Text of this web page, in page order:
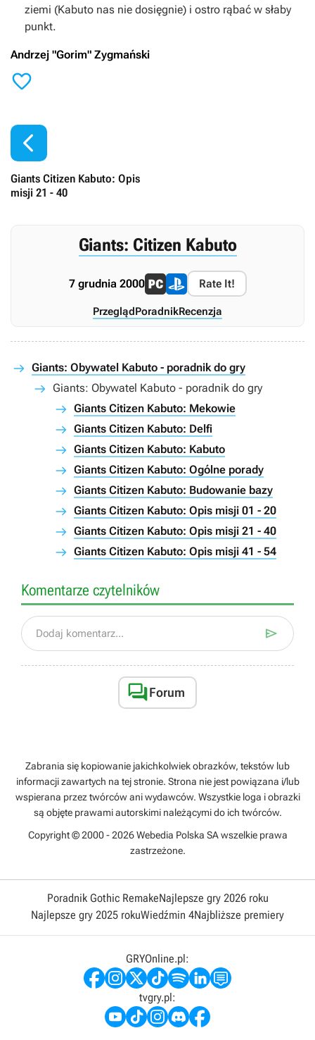
ziemi (Kabuto nas nie dosięgnie) i ostro rąbać w słaby
punkt.
Andrzej "Gorim" Zygmański


Giants Citizen Kabuto: Opis
misji 21 - 40
Giants: Citizen Kabuto
7 grudnia 2000 Rate It!
PrzeglądPoradnikRecenzja
Giants: Obywatel Kabuto - poradnik do gry
Giants: Obywatel Kabuto - poradnik do gry
Giants Citizen Kabuto: Mekowie
Giants Citizen Kabuto: Delfi
Giants Citizen Kabuto: Kabuto
Giants Citizen Kabuto: Ogólne porady
Giants Citizen Kabuto: Budowanie bazy
Giants Citizen Kabuto: Opis misji 01 - 20
Giants Citizen Kabuto: Opis misji 21 - 40
Giants Citizen Kabuto: Opis misji 41 - 54
Komentarze czytelników
Dodaj komentarz... 
Forum
Zabrania się kopiowanie jakichkolwiek obrazków, tekstów lub
informacji zawartych na tej stronie. Strona nie jest powiązana i/lub
wspierana przez twórców ani wydawców. Wszystkie loga i obrazki
są objęte prawami autorskimi należącymi do ich twórców.
Copyright © 2000 - 2026 Webedia Polska SA wszelkie prawa
zastrzeżone.
Poradnik Gothic RemakeNajlepsze gry 2026 roku
Najlepsze gry 2025 rokuWiedźmin 4Najbliższe premiery
GRYOnline.pl:
tvgry.pl: